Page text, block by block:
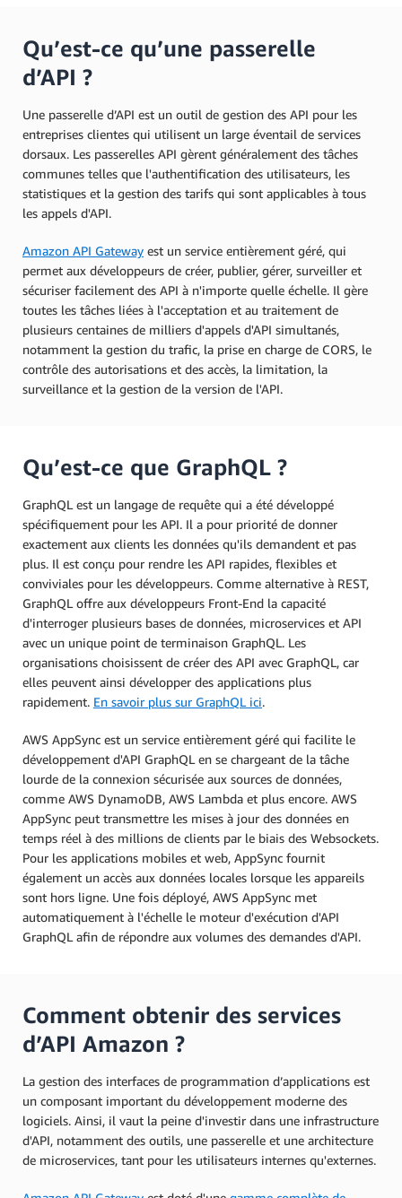
Qu’est-ce qu’une passerelle
d’API ?
Une passerelle d’API est un outil de gestion des API pour les
entreprises clientes qui utilisent un large éventail de services
dorsaux. Les passerelles API gèrent généralement des tâches
communes telles que l'authentification des utilisateurs, les
statistiques et la gestion des tarifs qui sont applicables à tous
les appels d'API.
Amazon API Gateway est un service entièrement géré, qui
permet aux développeurs de créer, publier, gérer, surveiller et
sécuriser facilement des API à n'importe quelle échelle. Il gère
toutes les tâches liées à l'acceptation et au traitement de
plusieurs centaines de milliers d'appels d'API simultanés,
notamment la gestion du trafic, la prise en charge de CORS, le
contrôle des autorisations et des accès, la limitation, la
surveillance et la gestion de la version de l'API.
Qu’est-ce que GraphQL ?
GraphQL est un langage de requête qui a été développé
spécifiquement pour les API. Il a pour priorité de donner
exactement aux clients les données qu'ils demandent et pas
plus. Il est conçu pour rendre les API rapides, flexibles et
conviviales pour les développeurs. Comme alternative à REST,
GraphQL offre aux développeurs Front-End la capacité
d'interroger plusieurs bases de données, microservices et API
avec un unique point de terminaison GraphQL. Les
organisations choisissent de créer des API avec GraphQL, car
elles peuvent ainsi développer des applications plus
rapidement. En savoir plus sur GraphQL ici.
AWS AppSync est un service entièrement géré qui facilite le
développement d'API GraphQL en se chargeant de la tâche
lourde de la connexion sécurisée aux sources de données,
comme AWS DynamoDB, AWS Lambda et plus encore. AWS
AppSync peut transmettre les mises à jour des données en
temps réel à des millions de clients par le biais des Websockets.
Pour les applications mobiles et web, AppSync fournit
également un accès aux données locales lorsque les appareils
sont hors ligne. Une fois déployé, AWS AppSync met
automatiquement à l'échelle le moteur d'exécution d'API
GraphQL afin de répondre aux volumes des demandes d'API.
Comment obtenir des services
d’API Amazon ?
La gestion des interfaces de programmation d’applications est
un composant important du développement moderne des
logiciels. Ainsi, il vaut la peine d'investir dans une infrastructure
d'API, notamment des outils, une passerelle et une architecture
de microservices, tant pour les utilisateurs internes qu'externes.